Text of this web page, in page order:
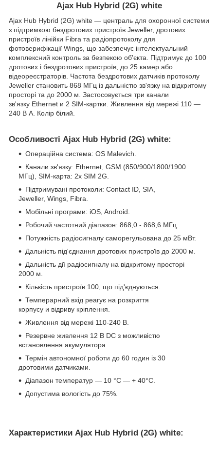
Ajax Hub Hybrid (2G) white
Ajax Hub Hybrid (2G) white — централь для охоронної системи
з підтримкою бездротових пристроїв Jeweller, дротових
пристроїв лінійки Fibra та радіопротоколу для
фотоверифікації Wings, що забезпечує інтелектуальний
комплексний контроль за безпекою об'єкта. Підтримує до 100
дротових і бездротових пристроїв, до 25 камер або
відеореєстраторів. Частота бездротових датчиків протоколу
Jeweller становить 868 МГц із дальністю зв'язку на відкритому
просторі та до 2000 м. Застосовується три канали
зв'язку Ethernet и 2 SIM-картки. Живлення від мережі 110 —
240 В A. Колір білий.
Особливості Ajax Hub Hybrid (2G) white:
Операційна система: OS Malevich.
Канали зв'язку: Ethernet, GSM (850/900/1800/1900
МГц), SIM-карта: 2х SIM 2G.
Підтримувані протоколи: Contact ID, SIA,
Jeweller, Wings, Fibra.
Мобільні програми: iOS, Android.
Робочий частотний діапазон: 868,0 - 868,6 МГц.
Потужність радіосигналу саморегульована до 25 мВт.
Дальність під'єднання дротових пристроїв до 2000 м.
Дальність дії радіосигналу на відкритому просторі
2000 м.
Кількість пристроїв 100, що під'єднуються.
Темперарний вхід реагує на розкриття
корпусу и відриву кріплення.
Живлення від мережі 110-240 В.
Резервне живлення 12 В DC з можливістю
встановлення акумулятора.
Термін автономної роботи до 60 годин із 30
дротовими датчиками.
Діапазон температур — 10 °C — + 40°С.
Допустима вологість до 75%.
Характеристики Ajax Hub Hybrid (2G) white: